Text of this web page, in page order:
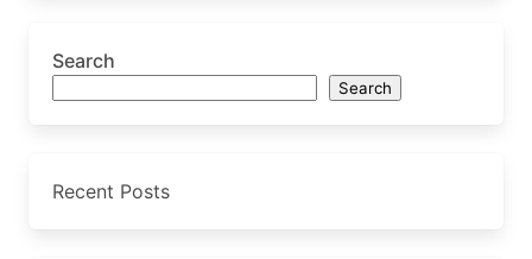
Search
Search
Recent Posts